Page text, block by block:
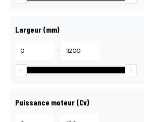
Largeur (mm)
-
Puissance moteur (Cv)